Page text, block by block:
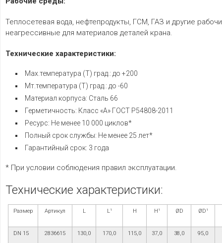
Теплосетевая вода, нефтепродукты, ГСМ, ГАЗ и другие
неагрессивные для материалов деталей крана.
Технические характеристики:
Мах.температура (Т) град.: до +200
Мт.температура (Т) град.: до -60
Материал корпуса: Сталь 66
Герметичность: Класс «А» ГОСТ Р54808-2011
Ресурс: Не менее 10 000 циклов*
Полный срок службы: Не менее 25 лет*
Гарантийный срок: 3 года
* При условии соблюдения правил эксплуатации.
Технические характеристики:
Размер Артикул L L¹ H H¹ ØD ØD¹
DN 15 2836615 130,0 170,0 115,0 37,0 38,0 95,0